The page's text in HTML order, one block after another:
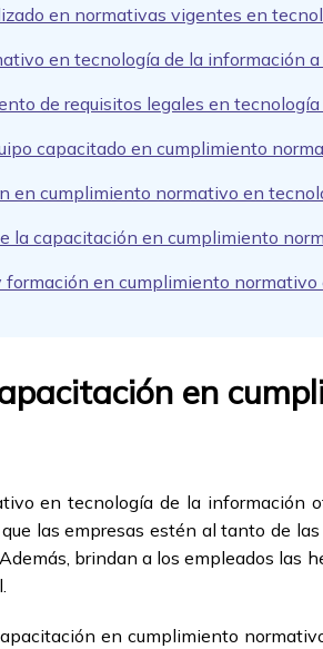
en normativas vigentes en
en tecnología de la información
de requisitos legales en
capacitado en cumplimiento
en cumplimiento normativo en
la capacitación en cumplimiento
en cumplimiento
en
en tecnología de la información
las empresas estén al tanto de
brindan a los empleados las
en cumplimiento